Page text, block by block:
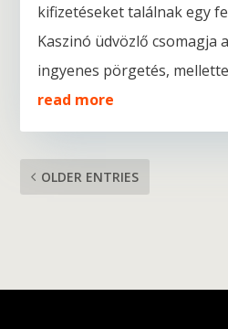
kifizetéseket találnak egy
Kaszinó üdvözlő csomagja
ingyenes pörgetés,
read more
OLDER ENTRIES